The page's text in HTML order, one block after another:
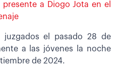
presente a Diogo Jota en el
el pasado 28 de
a las jóvenes la noche
de 2024.